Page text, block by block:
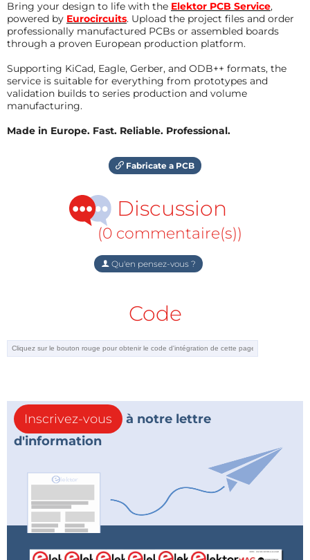
Bring your design to life with the Elektor PCB Service,
powered by Eurocircuits. Upload the project files and order
professionally manufactured PCBs or assembled boards
through a proven European production platform.
Supporting KiCad, Eagle, Gerber, and ODB++ formats, the
service is suitable for everything from prototypes and
validation builds to series production and volume
manufacturing.
Made in Europe. Fast. Reliable. Professional.
Fabricate a PCB
Discussion
(0 commentaire(s))
Qu'en pensez-vous ?
Code
Inscrivez-vous
à notre lettre
d'information